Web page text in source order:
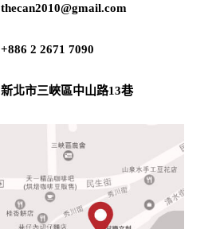
thecan2010@gmail.com
+886 2 2671 7090
新北市三峽區中山路13巷